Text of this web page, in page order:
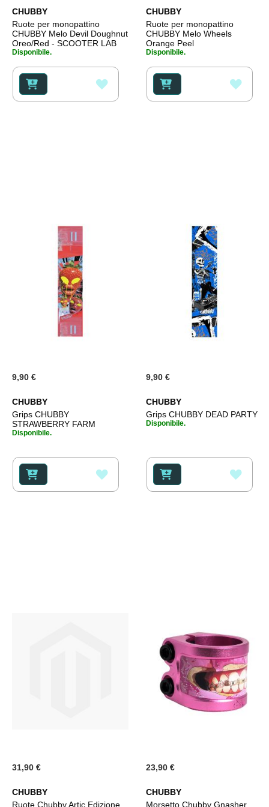
CHUBBY
Ruote per monopattino
CHUBBY Melo Devil Doughnut
Oreo/Red - SCOOTER LAB
Disponibile.
ALLA
CHUBBY
Ruote per monopattino
CHUBBY Melo Wheels
Orange Peel
Disponibile.
ALLA
9,90 €
CHUBBY
Grips CHUBBY
STRAWBERRY FARM
Disponibile.
ALLA
9,90 €
CHUBBY
Grips CHUBBY DEAD PARTY
Disponibile.
ALLA
31,90 €
CHUBBY
Ruote Chubby Artic Edizione
23,90 €
CHUBBY
Morsetto Chubby Gnasher